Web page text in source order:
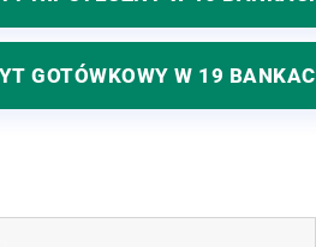
Oddział w Bieruniu
Oddział w Bierutowie
Oddział w Bielsku-
GOTÓWKOWY W 19